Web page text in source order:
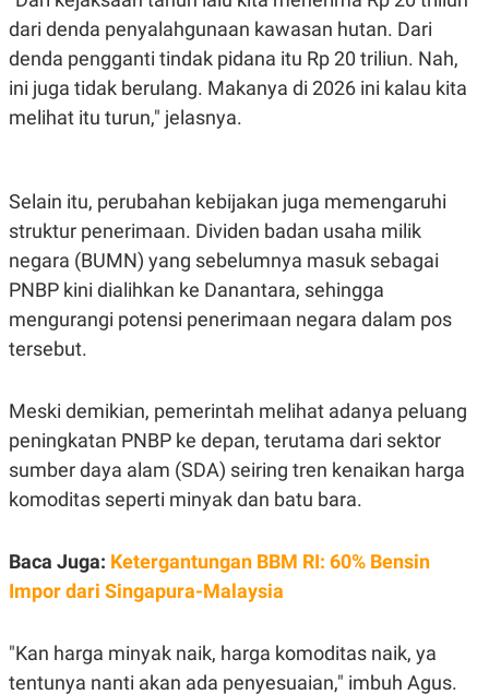
S
A
T
D
T
A
A
G
E
S
A
N
T
V
S
U
S
JARINGAN
N
T
A
A
C
A
M
E
S
S
E
L
E
E
I
L
A
N
I
N
dari denda penyalahgunaan kawasan hutan. Dari
denda pengganti tindak pidana itu Rp 20 triliun. Nah,
ini juga tidak berulang. Makanya di 2026 ini kalau kita
melihat itu turun," jelasnya.
Selain itu, perubahan kebijakan juga memengaruhi
struktur penerimaan. Dividen badan usaha milik
negara (BUMN) yang sebelumnya masuk sebagai
PNBP kini dialihkan ke Danantara, sehingga
mengurangi potensi penerimaan negara dalam pos
tersebut.
Meski demikian, pemerintah melihat adanya peluang
peningkatan PNBP ke depan, terutama dari sektor
sumber daya alam (SDA) seiring tren kenaikan harga
komoditas seperti minyak dan batu bara.
Baca Juga: Ketergantungan BBM RI: 60% Bensin
Impor dari Singapura-Malaysia
"Kan harga minyak naik, harga komoditas naik, ya
tentunya nanti akan ada penyesuaian," imbuh Agus.